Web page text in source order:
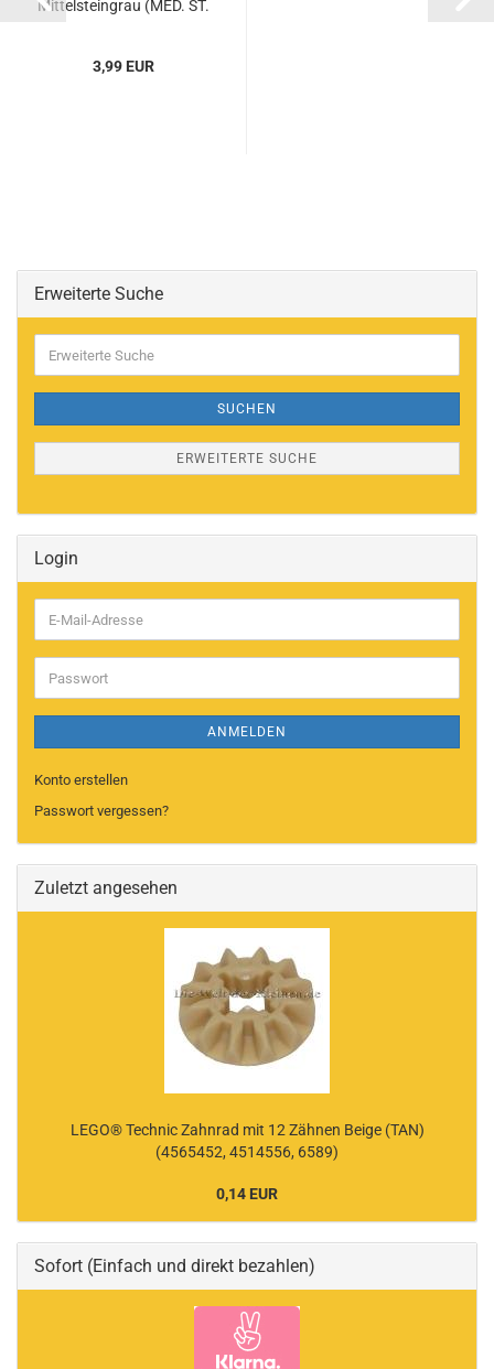
Mittelsteingrau (MED. ST.
3,99 EUR
Erweiterte Suche
Suche
SUCHEN
ERWEITERTE SUCHE
Login
E-
Mail-
Adresse
Passwort
ANMELDEN
Konto erstellen
Passwort vergessen?
Zuletzt angesehen
LEGO® Technic Zahnrad mit 12 Zähnen Beige (TAN)
(4565452, 4514556, 6589)
0,14 EUR
Sofort (Einfach und direkt bezahlen)